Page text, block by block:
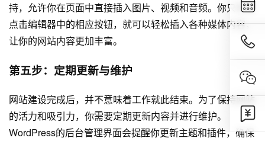
持，允许你在页面中直接插入图片、视频和音频。你只需要
点击编辑器中的相应按钮，就可以轻松插入各种媒体内容，
让你的网站内容更加丰富。
第五步：定期更新与维护
网站建设完成后，并不意味着工作就此结束。为了保持网站
的活力和吸引力，你需要定期更新内容并进行维护。
WordPress的后台管理界面会提醒你更新主题和插件，确保